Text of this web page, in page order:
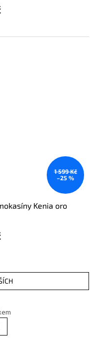
1 599 Kč
–25 %
Kenia oro